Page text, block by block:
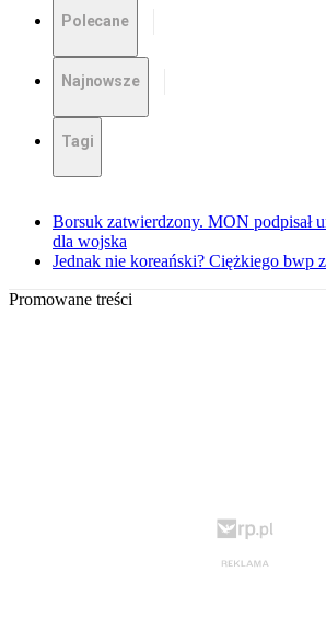
Polecane
Najnowsze
Tagi
Borsuk zatwierdzony. MON podpisał
dla wojska
Jednak nie koreański? Ciężkiego bwp
Promowane treści